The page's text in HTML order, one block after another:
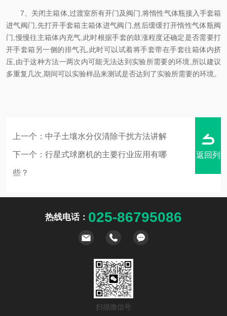
7、关闭主箱体,过渡室所有开门及阀门,将惰性气体瓶接入手套箱
进气阀门,先打开手套箱主箱体进气阀门,然后缓缓打开惰性气体瓶阀
门,慢慢往主箱体内充气,此时根据手套的鼓涨程度还确定是否需要打
开手套箱另一侧的排气孔,此时可以试着将手套带在手套往箱体内挤
压,由于这种方法一两次内可能无法达到实验所需要的环境,所以建议
多重复几次,期间可以实验样品来测试是否达到了实验所需要的环境。
上一个： 中子土壤水分仪清除干扰方法讲解
下一个： 行星式球磨机的主要行业应用有哪
些？
返回列
热线电话： 025-86795086
扫描微信号